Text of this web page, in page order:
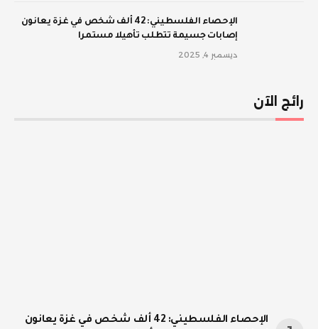
الإحصاء الفلسطيني: 42 ألف شخص في غزة يعانون
إصابات جسيمة تتطلب تأهيلا مستمرا
ديسمبر 4, 2025
رائج الآن
الإحصاء الفلسطيني: 42 ألف شخص في غزة يعانون